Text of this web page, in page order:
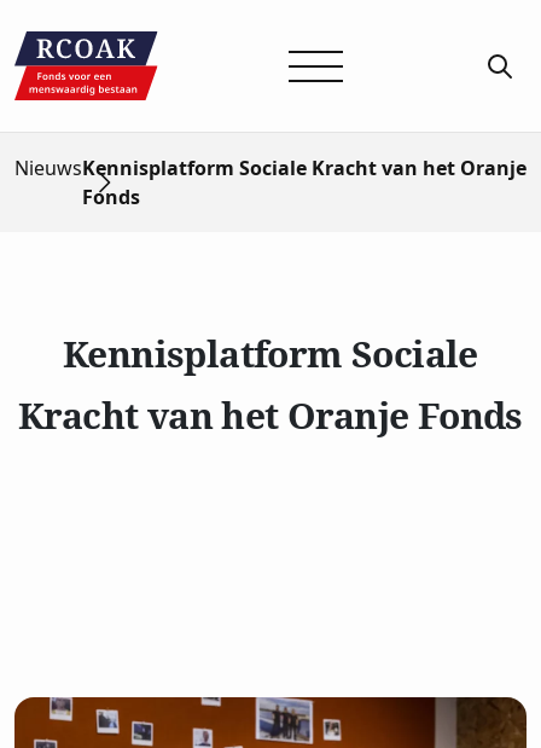
NieuwsKennisplatform Sociale Kracht van het Oranje
Fonds
Kennisplatform Sociale
Kracht van het Oranje Fonds